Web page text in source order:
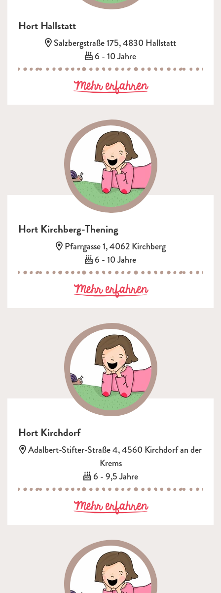
Hort Hallstatt
Adresse:
Salzbergstraße 175, 4830 Hallstatt
Alter:
6 - 10 Jahre
Mehr erfahrenzu Hort
Hort Kirchberg-Thening
Adresse:
Pfarrgasse 1, 4062 Kirchberg
Alter:
6 - 10 Jahre
Mehr erfahrenzu Hort
Hort Kirchdorf
Adresse:
Adalbert-Stifter-Straße 4, 4560 Kirchdorf an der
Krems
Alter:
6 - 9,5 Jahre
Mehr erfahrenzu Hort